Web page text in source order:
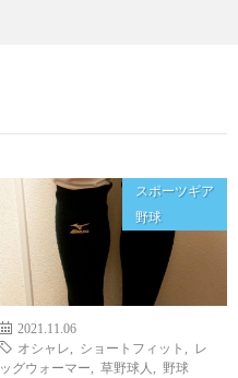
スポーツギア
野球
2021.11.06
オシャレ
ショートフィット
レ
ッグウォーマー
草野球人 野球